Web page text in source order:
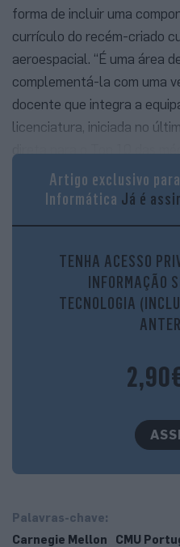
forma de incluir uma
currículo do recém-criado
aeroespacial. “É uma área
complementá-la com uma
docente que integra a
licenciatura, iniciada no
Depois de alguns
universidade americana de
apresentou-lhe um tipo de
destinados a ser
pequenos satélites de
denominados PocketQube,
simples e barato,
Artigo exclusivo
Informática Já é
TENHA ACESSO
INFORMAÇÃO
TECNOLOGIA
Palavras-chave:
Carnegie Mellon
CMU